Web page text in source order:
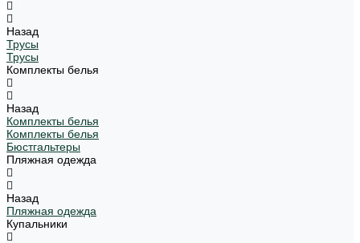
Назад
Трусы
Трусы
Комплекты белья
Назад
Комплекты белья
Комплекты белья
Бюстгальтеры
Пляжная одежда
Назад
Пляжная одежда
Купальники